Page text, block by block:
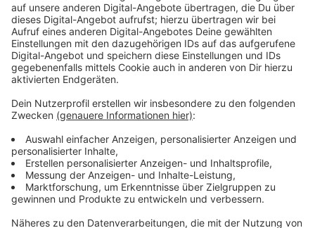
Die Enttäuschung über den Abstieg ist bei der HSG
nach Vereinsangaben weiterhin groß. Gleichzeitig
richtet der Club den Blick schon klar auf das Ziel
Wiederaufstieg. Sportdirektor Stefan Meler
bezeichnet die beiden Vertragsverlängerungen als
wichtigen Schritt in dieser Phase. Schneider und
Siegler sollen ihren Teil dazu beitragen, die
Mannschaft für die neue Drittliga-Saison stabil
aufzustellen. Beide Spieler kamen im Sommer 2024
nach Krefeld und sollen nun auch in der nächsten
Spielzeit tragende Rollen übernehmen.